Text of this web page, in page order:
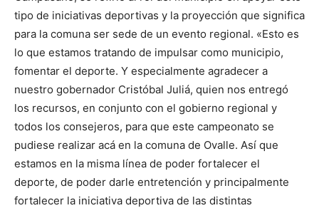
tipo de iniciativas deportivas y la proyección que significa
para la comuna ser sede de un evento regional. «Esto es
lo que estamos tratando de impulsar como municipio,
fomentar el deporte. Y especialmente agradecer a
nuestro gobernador Cristóbal Juliá, quien nos entregó
los recursos, en conjunto con el gobierno regional y
todos los consejeros, para que este campeonato se
pudiese realizar acá en la comuna de Ovalle. Así que
estamos en la misma línea de poder fortalecer el
deporte, de poder darle entretención y principalmente
fortalecer la iniciativa deportiva de las distintas